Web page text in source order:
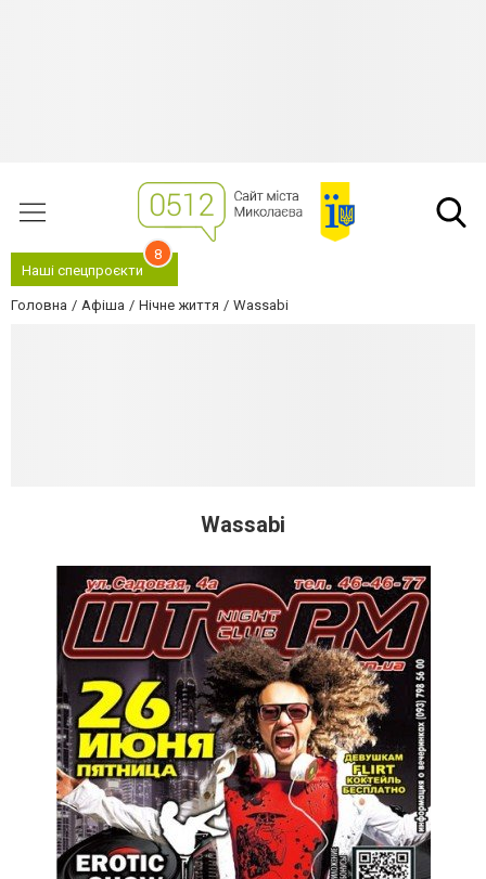
Наші спецпроєкти
8
Головна Афіша Нічне життя Wassabi
Wassabi